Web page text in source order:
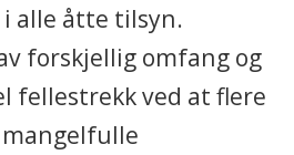
alle åtte tilsyn.
forskjellig omfang og
fellestrekk ved at flere